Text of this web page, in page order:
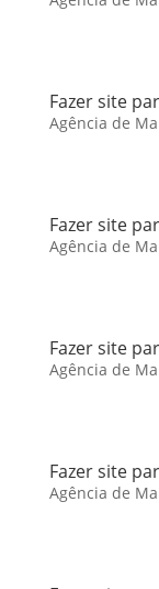
Fazer site
Agência de
Fazer site
Agência de
Fazer site
Agência de
Fazer site
Agência de